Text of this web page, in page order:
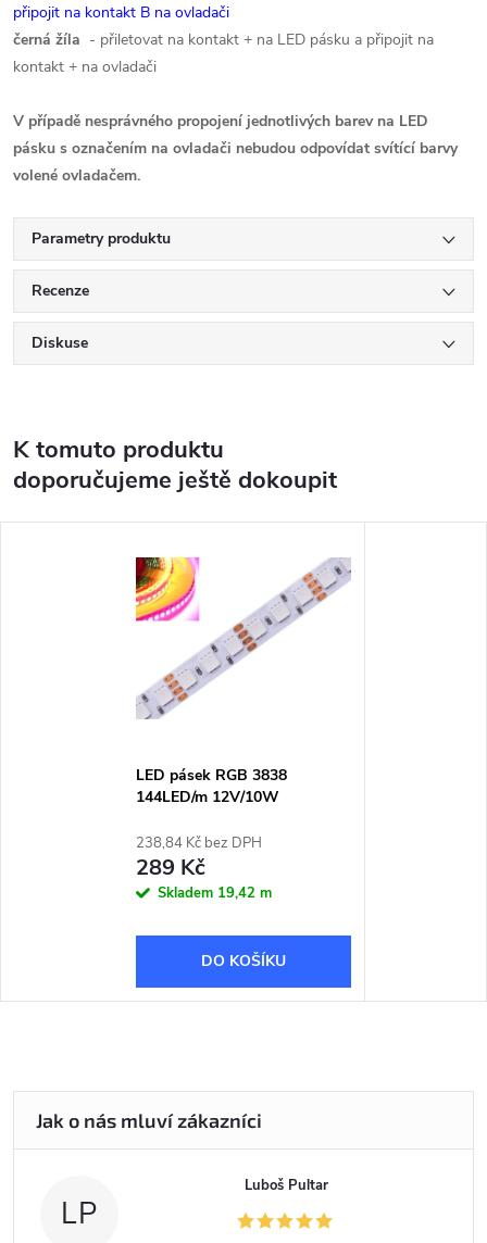
připojit na kontakt B na ovladači
černá žíla - přiletovat na kontakt + na LED pásku a připojit na
kontakt + na ovladači
V případě nesprávného propojení jednotlivých barev na LED
pásku s označením na ovladači nebudou odpovídat svítící barvy
volené ovladačem.
Parametry produktu
Recenze
Diskuse
K tomuto produktu
doporučujeme ještě dokoupit
LED pásek RGB 3838
144LED/m 12V/10W
238,84 Kč bez DPH
289 Kč
Skladem 19,42 m
DO KOŠÍKU
LP
Luboš Pultar